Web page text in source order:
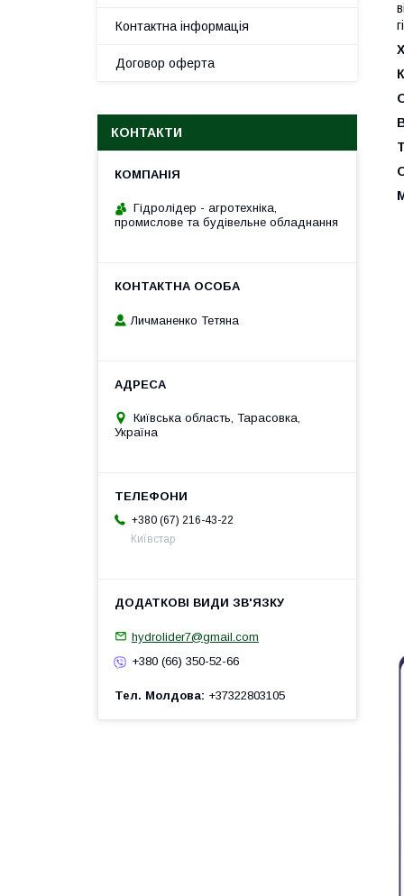
Контактна інформація
Договор оферта
КОНТАКТИ
Гідролідер - агротехніка,
промислове та будівельне обладнання
Личманенко Тетяна
Київська область, Тарасовка,
Україна
+380 (67) 216-43-22
Київстар
hydrolider7@gmail.com
+380 (66) 350-52-66
Тел. Молдова +37322803105